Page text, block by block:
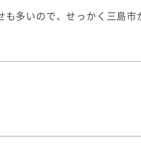
多いので、せっかく三島